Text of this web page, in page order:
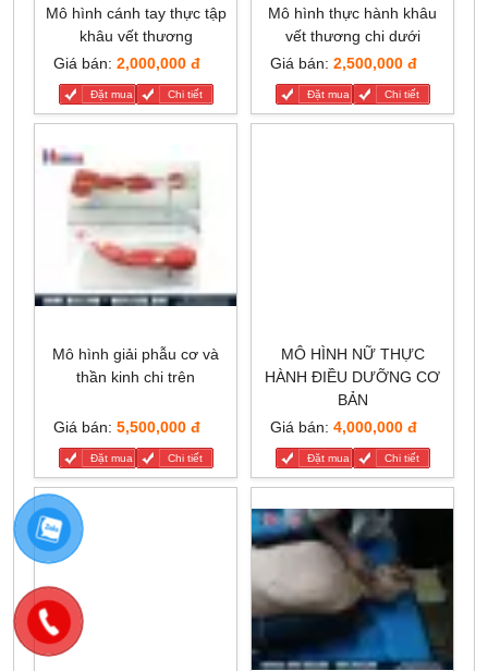
Mô hình cánh tay thực tập
khâu vết thương
Giá bán: 2,000,000 đ
Đặt mua Chi tiết
Mô hình thực hành khâu
vết thương chi dưới
Giá bán: 2,500,000 đ
Đặt mua Chi tiết
Mô hình giải phẫu cơ và
thần kinh chi trên
Giá bán: 5,500,000 đ
Đặt mua Chi tiết
MÔ HÌNH NỮ THỰC
HÀNH ĐIỀU DƯỠNG CƠ
BẢN
Giá bán: 4,000,000 đ
Đặt mua Chi tiết